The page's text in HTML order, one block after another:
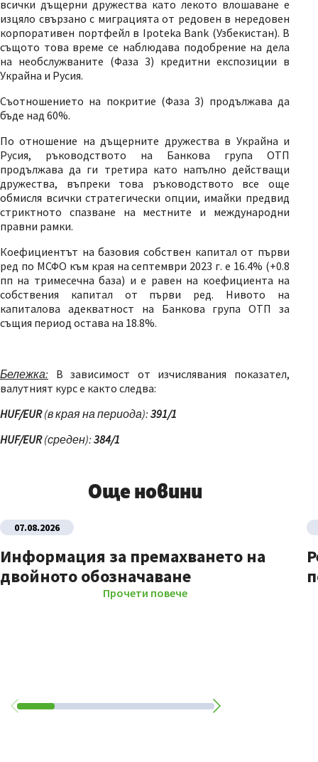
всички дъщерни дружества като лекото влошаване е
изцяло свързано с миграцията от редовен в нередовен
корпоративен портфейл в Ipoteka Bank (Узбекистан). В
същото това време се наблюдава подобрение на дела
на необслужваните (Фаза 3) кредитни експозиции в
Украйна и Русия.
Съотношението на покритие (Фаза 3) продължава да
бъде над 60%.
По отношение на дъщерните дружества в Украйна и
Русия, ръководството на Банкова група ОТП
продължава да ги третира като напълно действащи
дружества, въпреки това ръководството все още
обмисля всички стратегически опции, имайки предвид
стриктното спазване на местните и международни
правни рамки.
Коефициентът на базовия собствен капитал от първи
ред по МСФО към края на септември 2023 г. е 16.4% (+0.8
пп на тримесечна база) и е равен на коефициента на
собствения капитал от първи ред. Нивото на
капиталова адекватност на Банкова група ОТП за
същия период остава на 18.8%.
Бележка: В зависимост от изчислявания показател,
валутният курс е както следва:
HUF/EUR (в края на периода): 391/1
HUF/EUR (среден): 384/1
Още новини
07.08.2026
Информация за премахването на
двойното обозначаване
Прочети повече